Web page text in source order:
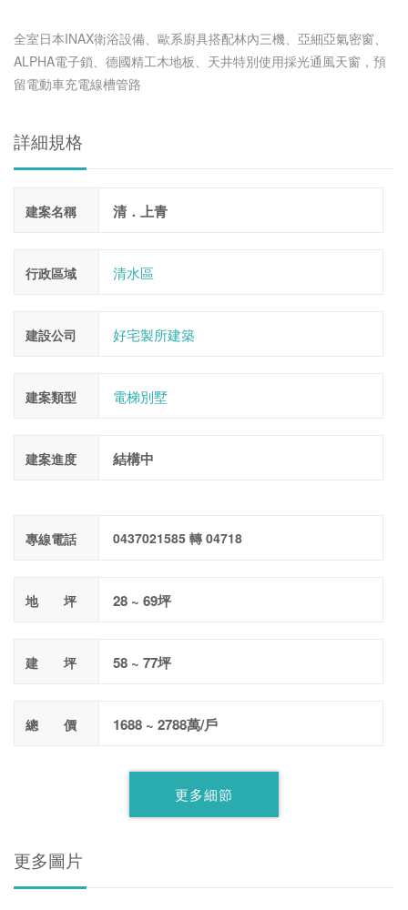
全室日本INAX衛浴設備、歐系廚具搭配林內三機、亞細亞氣密窗、
ALPHA電子鎖、德國精工木地板、天井特別使用採光通風天窗，預
留電動車充電線槽管路
詳細規格
建案名稱 清．上青
行政區域 清水區
建設公司 好宅製所建築
建案類型 電梯別墅
建案進度 結構中
專線電話 0437021585 轉 04718
地 坪 28 ~ 69坪
建 坪 58 ~ 77坪
總 價 1688 ~ 2788萬/戶
更多細節
更多圖片